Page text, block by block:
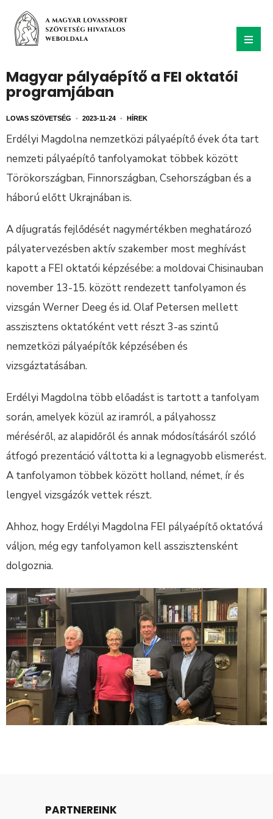
Magyar pályaépítő a FEI oktatói
programjában
LOVAS SZÖVETSÉG • 2023-11-24 • HÍREK
Erdélyi Magdolna nemzetközi pályaépítő évek óta tart
nemzeti pályaépítő tanfolyamokat többek között
Törökországban, Finnországban, Csehországban és a
háború előtt Ukrajnában is.
A díjugratás fejlődését nagymértékben meghatározó
pályatervezésben aktív szakember most meghívást
kapott a FEI oktatói képzésébe: a moldovai Chisinauban
november 13-15. között rendezett tanfolyamon és
vizsgán Werner Deeg és id. Olaf Petersen mellett
asszisztens oktatóként vett részt 3-as szintű
nemzetközi pályaépítők képzésében és
vizsgáztatásában.
Erdélyi Magdolna több előadást is tartott a tanfolyam
során, amelyek közül az iramról, a pályahossz
méréséről, az alapidőről és annak módosításáról szóló
átfogó prezentáció váltotta ki a legnagyobb elismerést.
A tanfolyamon többek között holland, német, ír és
lengyel vizsgázók vettek részt.
Ahhoz, hogy Erdélyi Magdolna FEI pályaépítő oktatóvá
váljon, még egy tanfolyamon kell asszisztensként
dolgoznia.
PARTNEREINK